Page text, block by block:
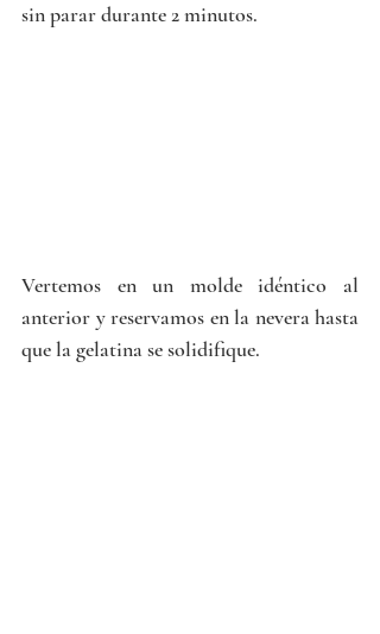
sin parar durante 2 minutos.
Vertemos en un molde idéntico al
anterior y reservamos en la nevera hasta
que la gelatina se solidifique.